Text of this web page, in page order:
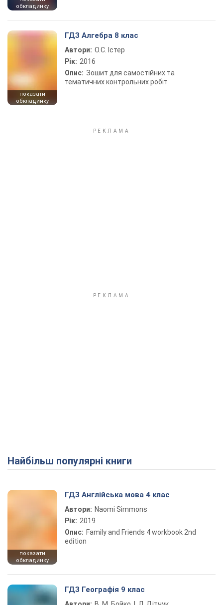
обкладинку
показати
обкладинку
ГДЗ Алгебра 8 клас
Автори: О.С. Істер
Рік: 2016
Опис: Зошит для самостійних та
тематичних контрольних робіт
Найбільш популярні книги
показати
обкладинку
ГДЗ Англійська мова 4 клас
Автори: Naomi Simmons
Рік: 2019
Опис: Family and Friends 4 workbook 2nd
edition
ГДЗ Географія 9 клас